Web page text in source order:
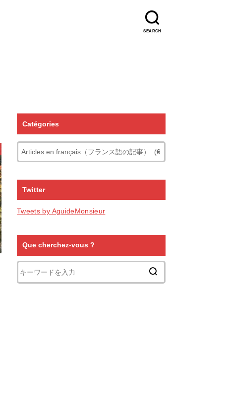
SEARCH
Catégories
Twitter
Tweets by AguideMonsieur
Que cherchez-vous ?